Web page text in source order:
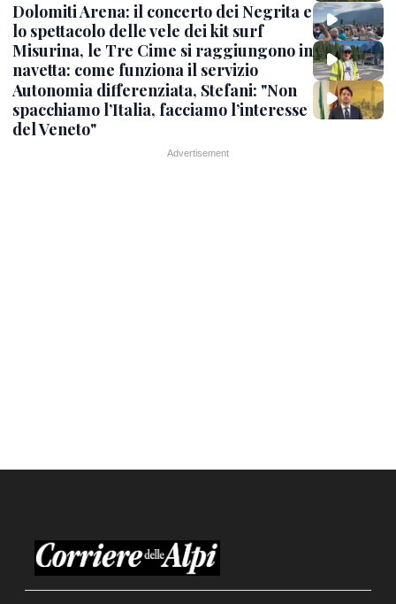
Dolomiti Arena: il concerto dei Negrita e
lo spettacolo delle vele dei kit surf
Misurina, le Tre Cime si raggiungono in
navetta: come funziona il servizio
Autonomia differenziata, Stefani: "Non
spacchiamo l’Italia, facciamo l’interesse
del Veneto"